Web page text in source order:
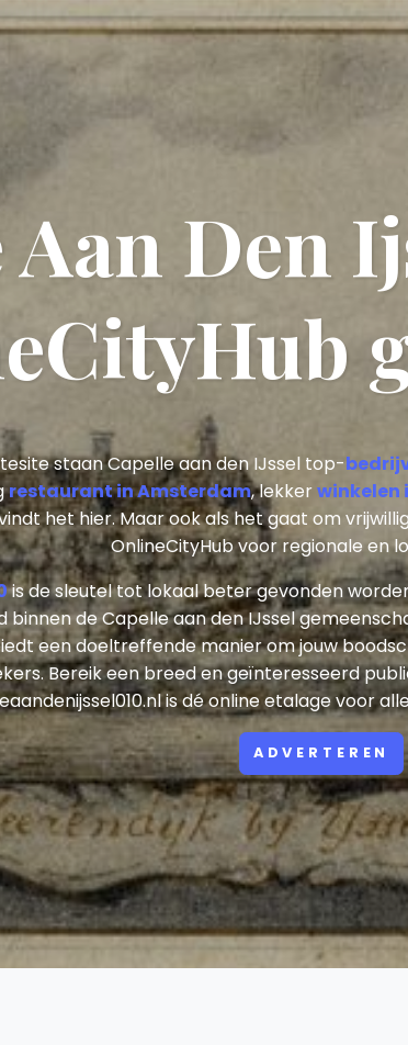
Den
staan Capelle aan den IJssel top-
restaurant in Amsterdam, lekkerwinkelen
het hier. Maar ook als het gaat om
OnlineCityHub voor regionale en
is de sleutel tot lokaal beter gevonden
de Capelle aan den IJssel
een doeltreffende manier om jouw
Bereik een breed en geïnteresseerd
is dé online etalage voor
ADVERTEREN